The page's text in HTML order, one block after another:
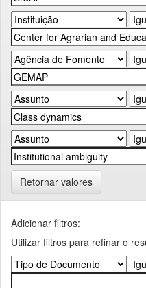
Retornar valores
Adicionar filtros:
Utilizar filtros para refinar o